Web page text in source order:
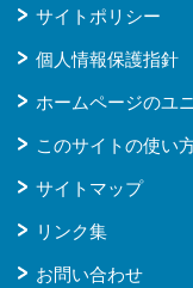
サイトポリシー
個人情報保護指針
ホームページのユ
このサイトの使い
サイトマップ
リンク集
お問い合わせ